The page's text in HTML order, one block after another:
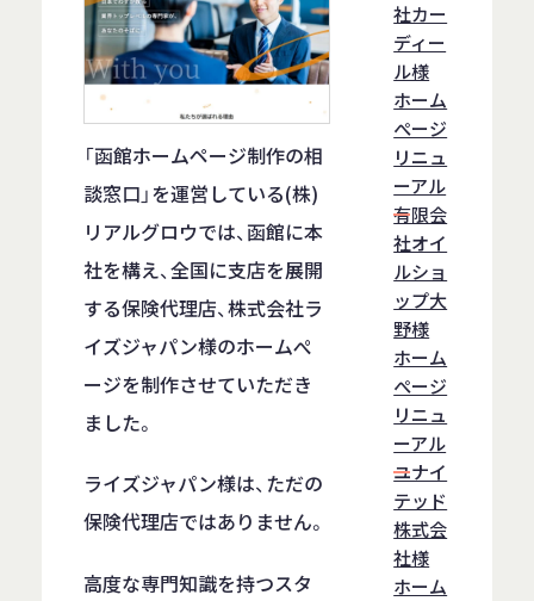
「函館ホームページ制作の相
談窓口」を運営している(株)
リアルグロウでは、函館に本
社を構え、全国に支店を展開
する保険代理店、株式会社ラ
イズジャパン様のホームぺ
ージを制作させていただき
ました。
ライズジャパン様は、ただの
保険代理店ではありません。
高度な専門知識を持つスタ
社カー
ディー
ル様
ホーム
ぺージ
リニュ
ーアル
有限会
社オイ
ルショ
ップ大
野様
ホーム
ぺージ
リニュ
ーアル
ユナイ
テッド
株式会
社様
ホーム